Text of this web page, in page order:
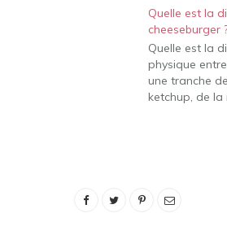
Quelle est la
cheeseburger
Quelle est la
physique
une tranche
ketchup, de